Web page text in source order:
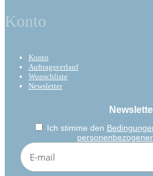
Konto
Konto
Auftragsverlauf
Wunschliste
Newsletter
Ich stimme den